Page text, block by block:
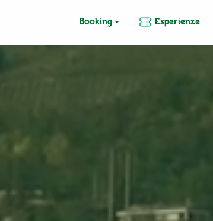
Booking Esperienze